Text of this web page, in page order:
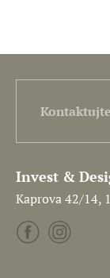
Invest &
Kaprova 42/14,